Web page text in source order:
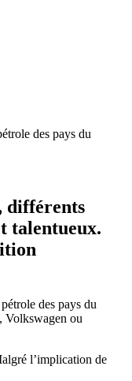
des pays du
différents
talentueux.
des pays du
Volkswagen ou
l’implication de